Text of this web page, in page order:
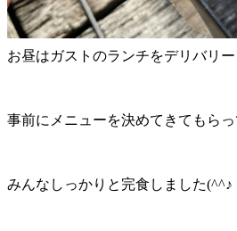
お昼はガストのランチをデリバリー
事前にメニューを決めてきてもら
みんなしっかりと完食しました(^^♪